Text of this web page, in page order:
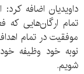
داویدیان اضافه
تمام ارگان‌هایی که
موفقیت در تمام
نوبه خود وظیفه
شویم.